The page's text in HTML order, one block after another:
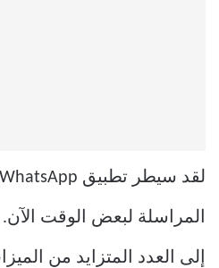
المراسلة لبعض الوقت